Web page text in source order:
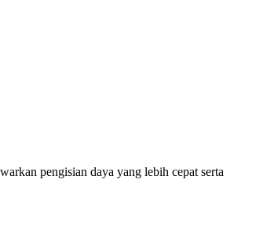
pengisian daya yang lebih cepat serta